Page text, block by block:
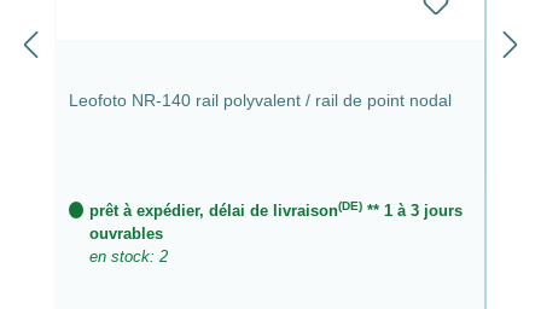
Leofoto NR-140 rail polyvalent / rail de point nodal
prêt à expédier, délai de livraison(DE)** 1 à 3 jours
ouvrables
en stock: 2